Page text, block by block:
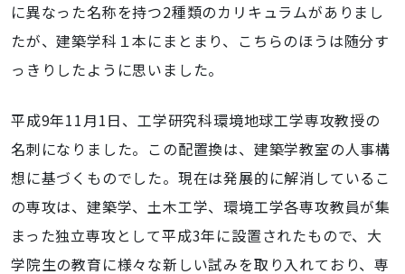
に異なった名称を持つ2種類のカリキュラムがありまし
たが、建築学科１本にまとまり、こちらのほうは随分す
っきりしたように思いました。
平成9年11月1日、工学研究科環境地球工学専攻教授の
名刺になりました。この配置換は、建築学教室の人事構
想に基づくものでした。現在は発展的に解消しているこ
の専攻は、建築学、土木工学、環境工学各専攻教員が集
まった独立専攻として平成3年に設置されたもので、大
学院生の教育に様々な新しい試みを取り入れており、専